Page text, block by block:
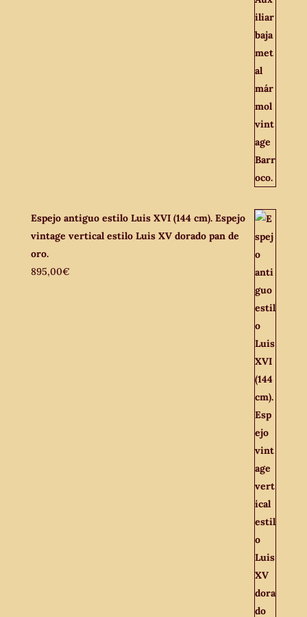
Espejo antiguo estilo Luis XVI (144 cm). Espejo
vintage vertical estilo Luis XV dorado pan de
oro.
895,00€